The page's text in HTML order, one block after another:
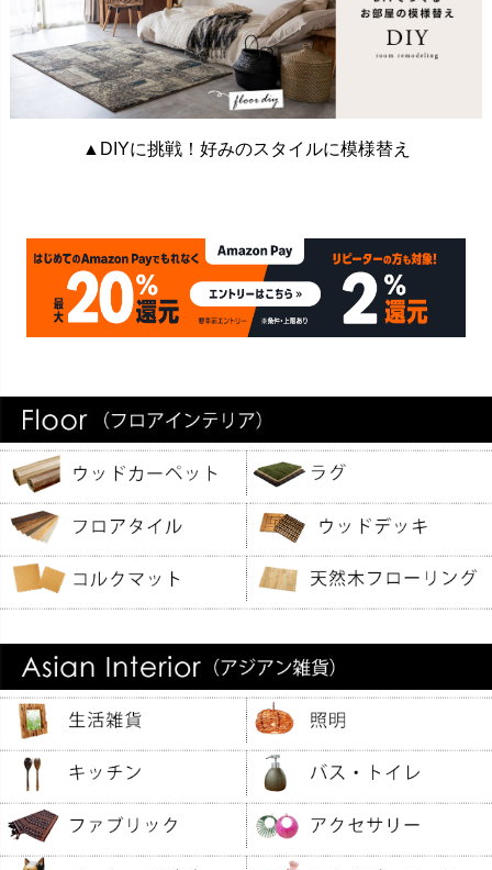
▲DIYに挑戦！好みのスタイルに模様替え